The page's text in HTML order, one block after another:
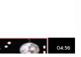
04:56